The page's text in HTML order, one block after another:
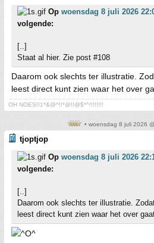
Op woensdag 8 juli 2026
volgende:
[..]
Staat al hier. Zie post #108
Daarom ook slechts ter illustratie.
leest direct kunt zien waar het over
OH NOES!!1*&@^!!*@!!@$*^!!!!!!!!
• woensdag 8 juli 2026
tjoptjop
Op woensdag 8 juli 2026
volgende:
[..]
Daarom ook slechts ter illustratie.
leest direct kunt zien waar het over